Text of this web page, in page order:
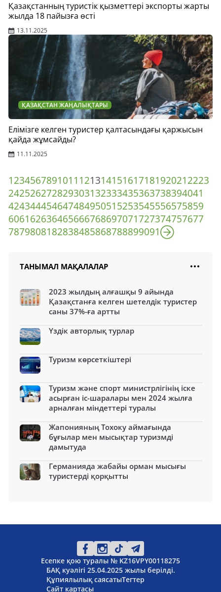
Қазақстанның туристік қызметтері экспорты жарты
жылда 18 пайызға өсті
13.11.2025
ҚАЗАҚСТАН ЖАҢАЛЫҚТАРЫ
Елімізге келген туристер қалтасындағы қаржысын
қайда жұмсайды?
11.11.2025
1234567891011 121314151617181920212223
242526272829303132333435363738394041
424344454647484950515253545556575859
606162636465666768697071727374757677
7879808182838485868788899091
ТАНЫМАЛ МАҚАЛАЛАР
2023 жылдың алғашқы 9 айында
Қазақстанға келген шетелдік туристер
саны 37%-ға артты
Үздік авторлық турлар
Туризм көрсеткіштері
Туризм және спорт министрлігінің іске
асырған іс-шаралары мен 2024 жылға
арналған міндеттері туралы
Жапонияның Тохоку аймағында
бұғылар мен мысықтар туризмді
дамытуда
Германияда жабайы орман мысығы
туристерді қорқытты
Есепке қою туралы № KZ16VPY00118275
БАҚ куәлігі 25.04.2025 жылы берілді.
Құпиялылық саясатыТегтер
Сайт картасы